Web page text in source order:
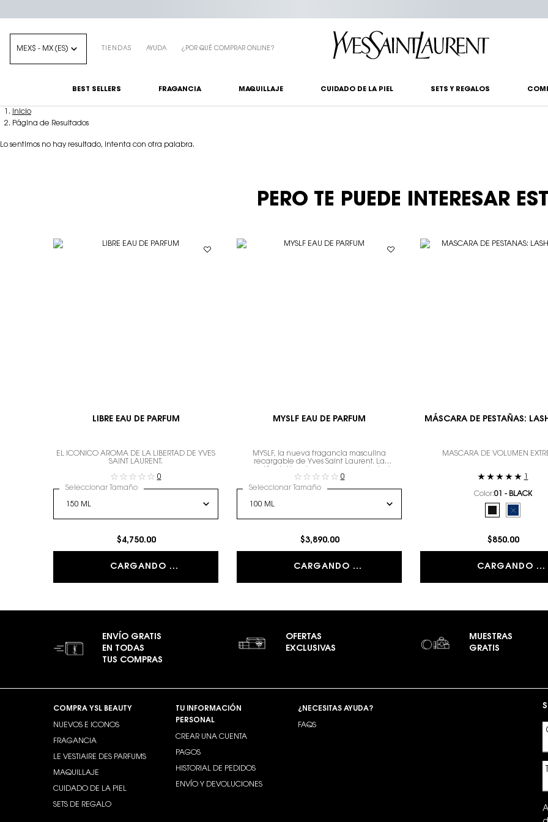
MEX$ - MX (ES) TIENDAS AYUDA ¿POR QUÉ COMPRAR ONLINE?
BEST SELLERS FRAGANCIA MAQUILLAJE CUIDADO DE LA PIEL SETS Y REGALOS
Main content
Inicio
Página de Resultados
Lo sentimos no hay resultado, intenta con otra palabra.
PERO TE PUEDE INTERESAR
LIBRE EAU DE PARFUM
EL ICÓNICO AROMA DE LA LIBERTAD DE YVES
SAINT LAURENT.
0
Seleccionar Tamaño
$4,750.00
CARGANDO ...
MYSLF EAU DE PARFUM
MYSLF, la nueva fragancia masculina
recargable de Yves Saint Laurent. La
matices.
0
Seleccionar Tamaño
$3,890.00
CARGANDO ...
MÁSCARA DE PESTAÑAS:
MÁSCARA DE VOLUMEN
Color:01 - BLACK
Selected
01 - BLACK
Selected
The
$850.00
CARGANDO ...
ENVÍO GRATIS
EN TODAS
TUS COMPRAS
OFERTAS
EXCLUSIVAS
MUESTRAS
GRATIS
COMPRA YSL BEAUTY
NUEVOS E ICONOS
FRAGANCIA
LE VESTIAIRE DES PARFUMS
MAQUILLAJE
CUIDADO DE LA PIEL
SETS DE REGALO
TU INFORMACIÓN
PERSONAL
CREAR UNA CUENTA
PAGOS
HISTORIAL DE PEDIDOS
ENVÍO Y DEVOLUCIONES
¿NECESITAS AYUDA?
FAQS